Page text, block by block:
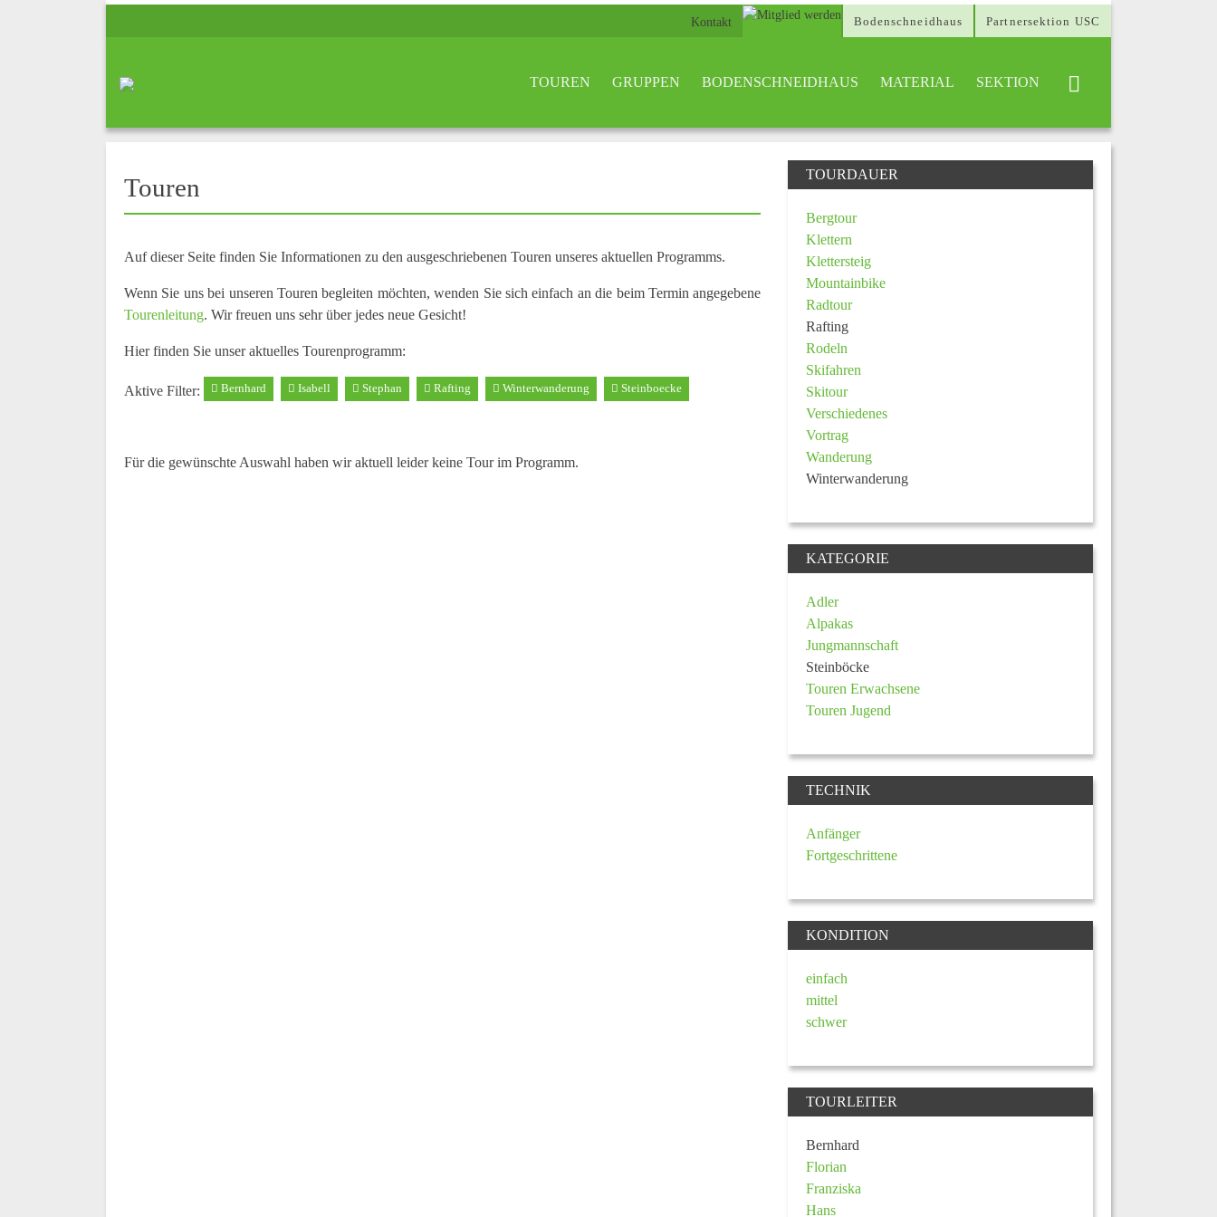
Kontakt Bodenschneidhaus Partnersektion USC
TOUREN GRUPPEN BODENSCHNEIDHAUS MATERIAL SEKTION
Touren
Auf dieser Seite finden Sie Informationen zu den ausgeschriebenen Touren unseres aktuellen Programms.
Wenn Sie uns bei unseren Touren begleiten möchten, wenden Sie sich einfach an die beim Termin angegebene
Tourenleitung. Wir freuen uns sehr über jedes neue Gesicht!
Hier finden Sie unser aktuelles Tourenprogramm:
Aktive Filter: Bernhard Isabell Stephan Rafting Winterwanderung Steinboecke
Für die gewünschte Auswahl haben wir aktuell leider keine Tour im Programm.
TOURDAUER
Bergtour
Klettern
Klettersteig
Mountainbike
Radtour
Rafting
Rodeln
Skifahren
Skitour
Verschiedenes
Vortrag
Wanderung
Winterwanderung
KATEGORIE
Adler
Alpakas
Jungmannschaft
Steinböcke
Touren Erwachsene
Touren Jugend
TECHNIK
Anfänger
Fortgeschrittene
KONDITION
einfach
mittel
schwer
TOURLEITER
Bernhard
Florian
Franziska
Hans